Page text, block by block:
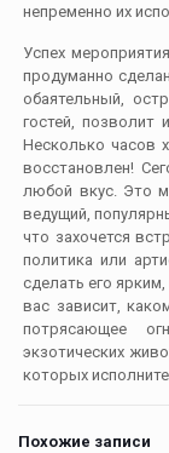
непременно их
Успех
продуманно
обаятельный,
гостей, позволит
Несколько часов
восстановлен!
любой вкус. Это
ведущий,
что захочется
политика или
сделать его
вас зависит,
потрясающее
экзотических
которых
Похожие записи